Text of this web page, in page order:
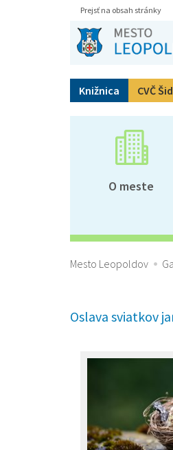
Prejsť na obsah stránky
Knižnica CVČ
O meste
Mesto Leopoldov
Oslava sviatkov